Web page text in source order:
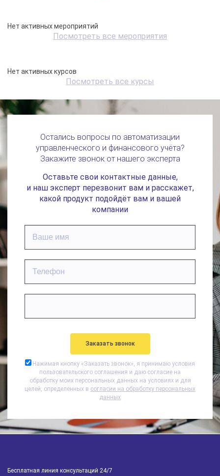
Нет активных мероприятий
Посмотреть все мероприятия
Нет активных курсов
Посмотреть все курсы
Остались вопросы по автоматизации
управленческого и финансового учёта?
Закажите звонок от нашего эксперта
Оставьте свои контактные данные,
и наш эксперт перезвонит вам и расскажет,
какой продукт подойдёт вам и вашей
компании
Нажимая кнопку «Заказать звонок», я принимаю условия
пользовательского соглашения и даю согласие на
обработку моих персональных данных на условиях и для
целей, определенных в согласии на обработку персональных
данных
Бесплатная линия консультаций 24/7